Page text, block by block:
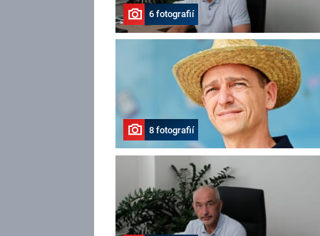
6 fotografií
8 fotografií